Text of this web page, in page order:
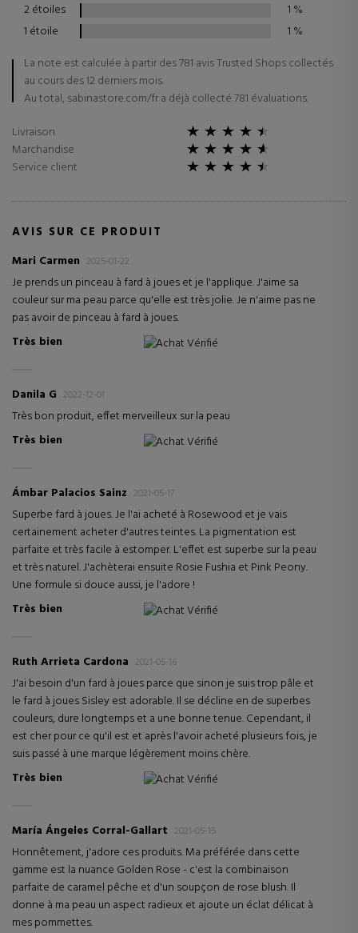
2 étoiles
1 %
1 étoile
1 %
La note est calculée à partir des 781 avis Trusted Shops collectés
au cours des 12 derniers mois.
Au total, sabinastore.com/fr a déjà collecté 781 évaluations.
Livraison
Marchandise
Service client
AVIS SUR CE PRODUIT
Mari Carmen 2025-01-22
Je prends un pinceau à fard à joues et je l'applique. J'aime sa
couleur sur ma peau parce qu'elle est très jolie. Je n'aime pas ne
pas avoir de pinceau à fard à joues.
Très bien
Achat Vérifié
Danila G 2022-12-01
Très bon produit, effet merveilleux sur la peau
Très bien
Achat Vérifié
Ámbar Palacios Sainz 2021-05-17
Superbe fard à joues. Je l'ai acheté à Rosewood et je vais
certainement acheter d'autres teintes. La pigmentation est
parfaite et très facile à estomper. L'effet est superbe sur la peau
et très naturel. J'achèterai ensuite Rosie Fushia et Pink Peony.
Une formule si douce aussi, je l'adore !
Très bien
Achat Vérifié
Ruth Arrieta Cardona 2021-05-16
J'ai besoin d'un fard à joues parce que sinon je suis trop pâle et
le fard à joues Sisley est adorable. Il se décline en de superbes
couleurs, dure longtemps et a une bonne tenue. Cependant, il
est cher pour ce qu'il est et après l'avoir acheté plusieurs fois, je
suis passé à une marque légèrement moins chère.
Très bien
Achat Vérifié
María Ángeles Corral-Gallart 2021-05-15
Honnêtement, j'adore ces produits. Ma préférée dans cette
gamme est la nuance Golden Rose - c'est la combinaison
parfaite de caramel pêche et d'un soupçon de rose blush. Il
donne à ma peau un aspect radieux et ajoute un éclat délicat à
mes pommettes.